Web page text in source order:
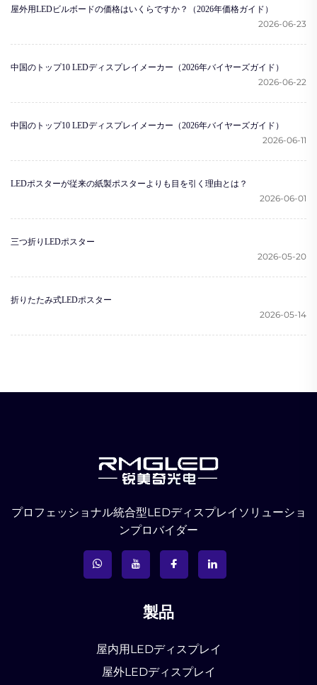
屋外用LEDビルボードの価格はいくらですか？（2026年価格ガイド）
2026-06-23
中国のトップ10 LEDディスプレイメーカー（2026年バイヤーズガイド）
2026-06-22
中国のトップ10 LEDディスプレイメーカー（2026年バイヤーズガイド）
2026-06-11
LEDポスターが従来の紙製ポスターよりも目を引く理由とは？
2026-06-01
三つ折りLEDポスター
2026-05-20
折りたたみ式LEDポスター
2026-05-14
プロフェッショナル統合型LEDディスプレイソリューショ
ンプロバイダー
製品
屋内用LEDディスプレイ
屋外LEDディスプレイ